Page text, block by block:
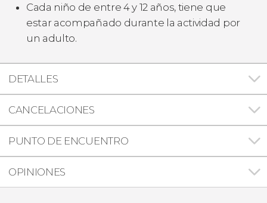
Cada niño de entre 4 y 12 años, tiene que
estar acompañado durante la actividad por
un adulto.
DETALLES
CANCELACIONES
PUNTO DE ENCUENTRO
OPINIONES